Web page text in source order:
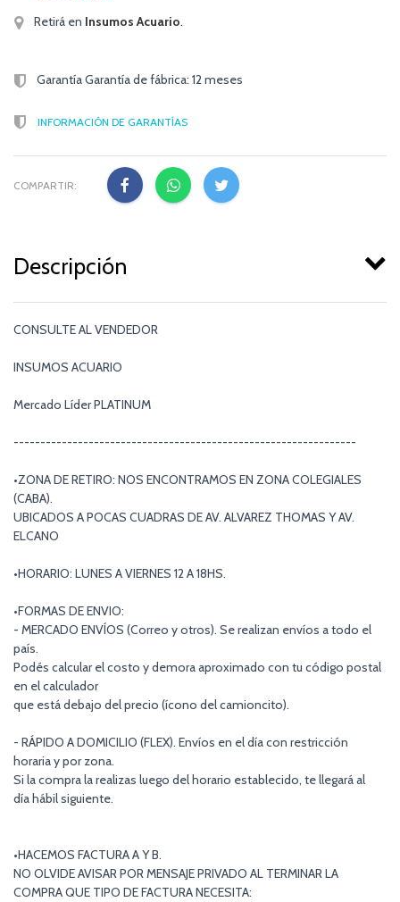
Retirá en Insumos Acuario.
Garantía Garantía de fábrica: 12 meses
INFORMACIÓN DE GARANTÍAS
COMPARTIR:
Descripción
CONSULTE AL VENDEDOR
INSUMOS ACUARIO
Mercado Líder PLATINUM
----------------------------------------------------------------
•ZONA DE RETIRO: NOS ENCONTRAMOS EN ZONA COLEGIALES
(CABA).
UBICADOS A POCAS CUADRAS DE AV. ALVAREZ THOMAS Y AV.
ELCANO
•HORARIO: LUNES A VIERNES 12 A 18HS.
•FORMAS DE ENVIO:
- MERCADO ENVÍOS (Correo y otros). Se realizan envíos a todo el
país.
Podés calcular el costo y demora aproximado con tu código postal
en el calculador
que está debajo del precio (ícono del camioncito).
- RÁPIDO A DOMICILIO (FLEX). Envíos en el día con restricción
horaria y por zona.
Si la compra la realizas luego del horario establecido, te llegará al
día hábil siguiente.
•HACEMOS FACTURA A Y B.
NO OLVIDE AVISAR POR MENSAJE PRIVADO AL TERMINAR LA
COMPRA QUE TIPO DE FACTURA NECESITA: